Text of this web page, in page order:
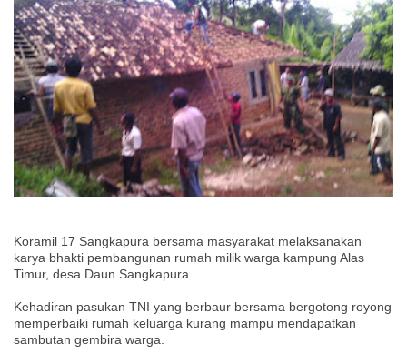
Koramil 17 Sangkapura bersama masyarakat melaksanakan
karya bhakti pembangunan rumah milik warga kampung Alas
Timur, desa Daun Sangkapura.
Kehadiran pasukan TNI yang berbaur bersama bergotong royong
memperbaiki rumah keluarga kurang mampu mendapatkan
sambutan gembira warga.